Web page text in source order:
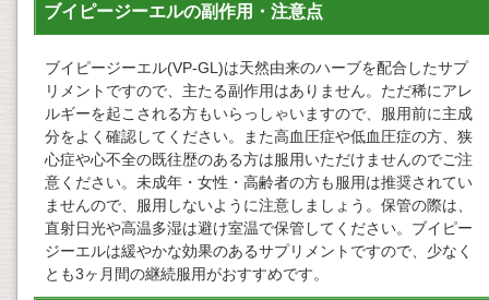
ブイピージーエルの副作用・注意点
ブイピージーエル(VP-GL)は天然由来のハーブを配合したサプ
リメントですので、主たる副作用はありません。ただ稀にアレ
ルギーを起こされる方もいらっしゃいますので、服用前に主成
分をよく確認してください。また高血圧症や低血圧症の方、狭
心症や心不全の既往歴のある方は服用いただけませんのでご注
意ください。未成年・女性・高齢者の方も服用は推奨されてい
ませんので、服用しないように注意しましょう。保管の際は、
直射日光や高温多湿は避け室温で保管してください。ブイピー
ジーエルは緩やかな効果のあるサプリメントですので、少なく
とも3ヶ月間の継続服用がおすすめです。